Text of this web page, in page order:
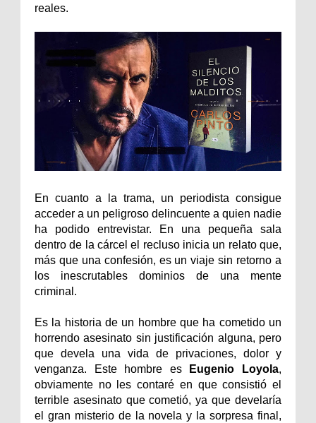
reales.
En cuanto a la trama, un periodista consigue
acceder a un peligroso delincuente a quien nadie
ha podido entrevistar. En una pequeña sala
dentro de la cárcel el recluso inicia un relato que,
más que una confesión, es un viaje sin retorno a
los inescrutables dominios de una mente
criminal.
Es la historia de un hombre que ha cometido un
horrendo asesinato sin justificación alguna, pero
que devela una vida de privaciones, dolor y
venganza. Este hombre es
Eugenio Loyola,
obviamente no les contaré en que consistió el
terrible asesinato que cometió, ya que develaría
el gran misterio de la novela y la sorpresa final,